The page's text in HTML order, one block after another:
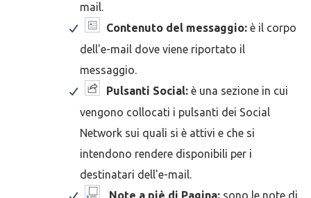
mail.
Contenuto del messaggio: è il corpo
dell'e-mail dove viene riportato il
messaggio.
Pulsanti Social: è una sezione in cui
vengono collocati i pulsanti dei Social
Network sui quali si è attivi e che si
intendono rendere disponibili per i
destinatari dell'e-mail.